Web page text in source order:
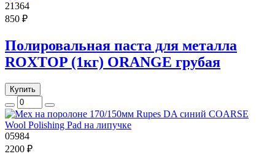
21364
850 ₽
Полировальная паста для металла
ROXTOP (1кг) ORANGE грубая
Купить
05984
2200 ₽